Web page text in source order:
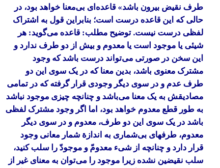
طرف نقیض بیرون باشد» قاعده‌ای بی‌معنا خواهد بود، در
حالی که این قاعده درست است؛ بنابراین قول به اشتراک
لفظی درست نیست. توضیح مطلب: قاعده می‌گوید: هر
شیئی یا موجود است یا معدوم و بیش از دو طرف ندارد و
این سخن در صورتی می‌تواند درست باشد که وجود
مشترک معنوی باشد، بدین معنا که در یک سوی این دو
طرف عدم و در سوی دیگر وجودی قرار گرفته که در تمامی
مصادیقش به یک معنا می‌باشد و چنانچه چیزی موجود نباشد
به طور قطع معدوم خواهد بود، اما اگر وجود مشترک لفظی
باشد در یک سوی این دو طرف، معدوم و در سوی دیگر
معدوم، طرفهای بی‌شماری به اندازة شمار معانی وجود
قرار دارد و چنانچه از شیء معدومّ و موجودّ را سلب کنید،
سلب نقیضین نشده زیرا موجود را می‌توان به معنای غیر از